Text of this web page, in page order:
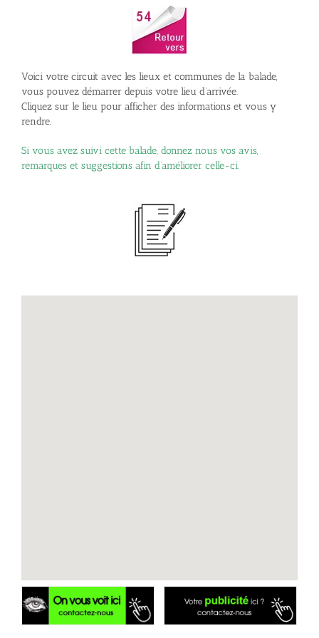
Voici votre circuit avec les lieux et communes de la balade,
vous pouvez démarrer depuis votre lieu d’arrivée.
Cliquez sur le lieu pour afficher des informations et vous y
rendre.
Si vous avez suivi cette balade, donnez nous vos avis,
remarques et suggestions afin d’améliorer celle-ci.